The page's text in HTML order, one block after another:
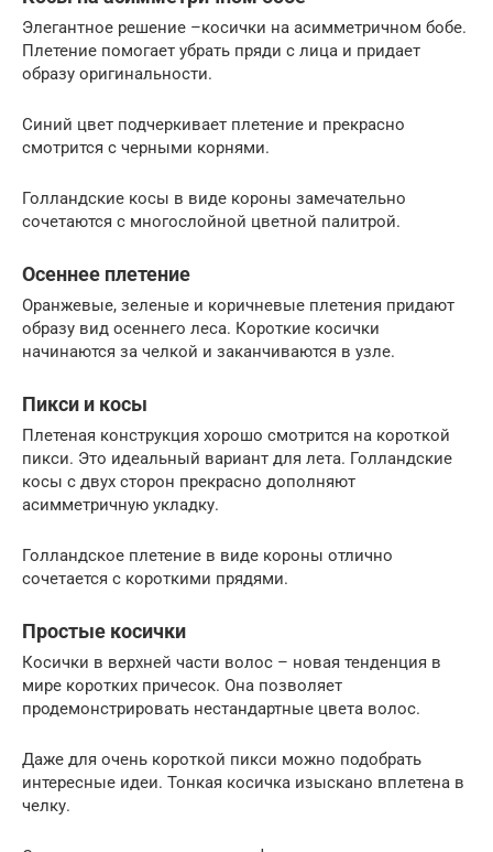
Элегантное решение –косички на асимметричном бобе.
Плетение помогает убрать пряди с лица и придает
образу оригинальности.
Синий цвет подчеркивает плетение и прекрасно
смотрится с черными корнями.
Голландские косы в виде короны замечательно
сочетаются с многослойной цветной палитрой.
Осеннее плетение
Оранжевые, зеленые и коричневые плетения придают
образу вид осеннего леса. Короткие косички
начинаются за челкой и заканчиваются в узле.
Пикси и косы
Плетеная конструкция хорошо смотрится на короткой
пикси. Это идеальный вариант для лета. Голландские
косы с двух сторон прекрасно дополняют
асимметричную укладку.
Голландское плетение в виде короны отлично
сочетается с короткими прядями.
Простые косички
Косички в верхней части волос – новая тенденция в
мире коротких причесок. Она позволяет
продемонстрировать нестандартные цвета волос.
Даже для очень короткой пикси можно подобрать
интересные идеи. Тонкая косичка изыскано вплетена в
челку.